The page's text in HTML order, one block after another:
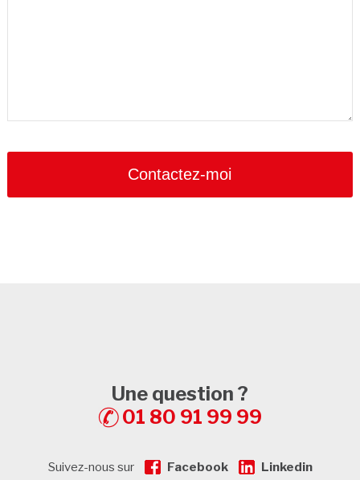
Phone
Contactez-moi
Une question ?
01 80 91 99 99
Suivez-nous sur Facebook Linkedin